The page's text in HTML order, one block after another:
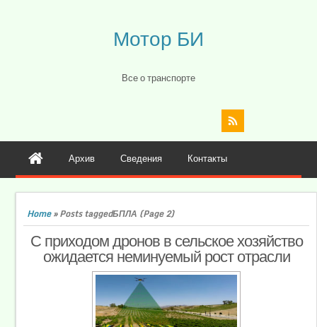
Мотор БИ
Все о транспорте
Архив Сведения Контакты
Home»Posts taggedБПЛА (Page 2)
С приходом дронов в сельское хозяйство
ожидается неминуемый рост отрасли